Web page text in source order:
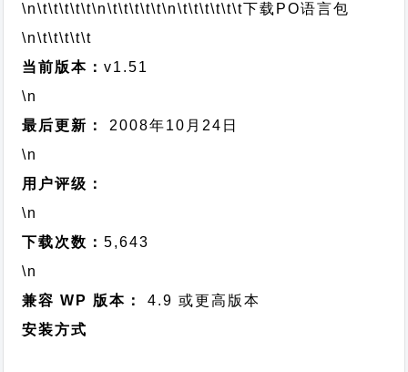
\n\t\t\t\t\t\n\t\t\t\t\t\n\t\t\t\t\t\t下载PO语言包
\n\t\t\t\t\t
当前版本：v1.51
\n
最后更新：
2008年10月24日
\n
用户评级：
\n
下载次数：5,643
\n
兼容 WP 版本：
4.9 或更高版本
安装方式